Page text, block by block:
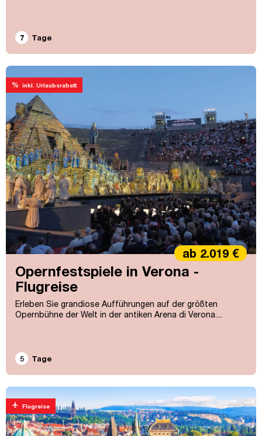
7 Tage
% inkl. Urlaubsrabatt
Opernfestspiele in Verona -
Flugreise
Erleben Sie grandiose Aufführungen auf der größten
Opernbühne der Welt in der antiken Arena di Verona....
ab 2.019 €
5 Tage
flight Flugreise